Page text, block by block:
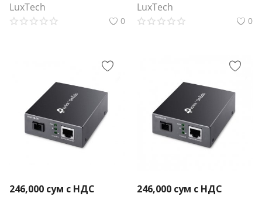
LuxTech
0
LuxTech
0
246,000 сум с НДС 246,000 сум с НДС